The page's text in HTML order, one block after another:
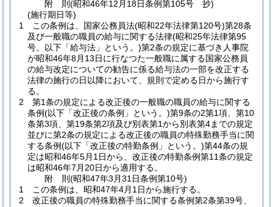
附 則(昭和46年12月18日条例第105号 抄)
(施行期日等)
1
この条例は、国家公務員法(昭和22年法律第120号)第28条
及び一般職の職員の給与に関する法律(昭和25年法律第95
号。以下「給与法」という。)第2条の規定に基づき人事院
が昭和46年8月13日に行なつた一般職に属する国家公務員
の給与改定についての勧告に係る給与法の一部を改正する
法律の施行の日以降において、規則で定める日から施行す
る。
2
第1条の規定による改正後の一般職の職員の給与に関する
条例(以下「改正後の条例」という。)第9条の2第1項、第10
条第3項、第19条第2項及び別表第1から別表第4までの規定
並びに第2条の規定による改正後の職員の特殊勤務手当に関
する条例(以下「改正後の特勤条例」という。)第44条の規
定は昭和46年5月1日から、改正後の特勤条例第11条の規定
は昭和46年7月20日から適用する。
附 則(昭和47年3月31日条例第10号)
1
この条例は、昭和47年4月1日から施行する。
2
改正後の職員の特殊勤務手当に関する条例第2条第39号、